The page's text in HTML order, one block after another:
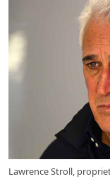
Lawrence Stroll,